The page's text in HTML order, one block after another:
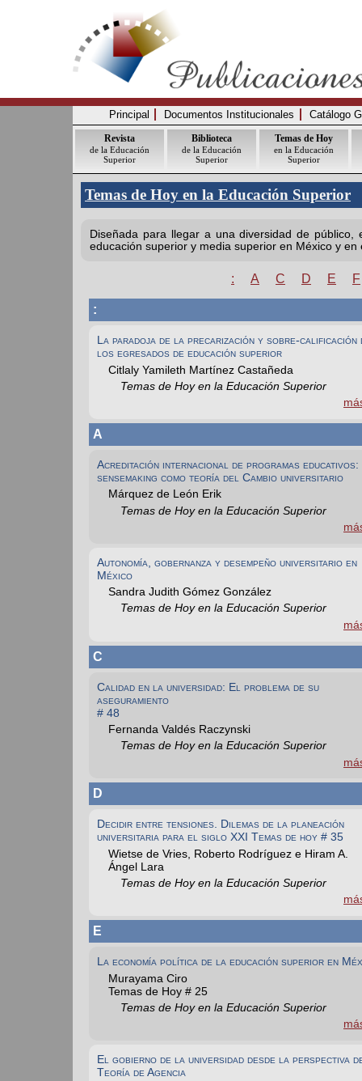
Principal Documentos Institucionales Catálogo
Revista
de la Educación
Superior
Biblioteca
de la Educación
Superior
Temas de Hoy
en la Educación
Superior
Temas de Hoy en la Educación Superior
Diseñada para llegar a una diversidad de
educación superior y media superior en México y en
: A C D E F
:
La paradoja de la precarización y sobre-calificación
los egresados de educación superior
Citlaly Yamileth Martínez Castañeda
Temas de Hoy en la Educación Superior
A
Acreditación internacional de programas
sensemaking como teoría del Cambio universitario
Márquez de León Erik
Temas de Hoy en la Educación Superior
Autonomía, gobernanza y desempeño universitario en
México
Sandra Judith Gómez González
Temas de Hoy en la Educación Superior
C
Calidad en la universidad: El problema de su
aseguramiento
# 48
Fernanda Valdés Raczynski
Temas de Hoy en la Educación Superior
D
Decidir entre tensiones. Dilemas de la planeación
universitaria para el siglo XXI Temas de hoy # 35
Wietse de Vries, Roberto Rodríguez e Hiram A.
Ángel Lara
Temas de Hoy en la Educación Superior
E
La economía política de la educación superior en
Murayama Ciro
Temas de Hoy # 25
Temas de Hoy en la Educación Superior
El gobierno de la universidad desde la perspectiva
Teoría de Agencia